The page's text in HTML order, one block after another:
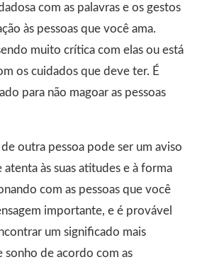
com as palavras e os gestos
às pessoas que você ama.
muito crítica com elas ou está
os cuidados que deve ter. É
para não magoar as pessoas
outra pessoa pode ser um aviso
às suas atitudes e à forma
com as pessoas que você
importante, e é provável
um significado mais
sonho de acordo com as